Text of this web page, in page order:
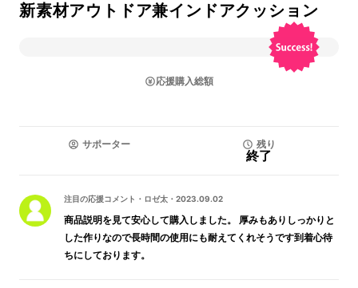
新素材アウトドア兼インドアクッション
応援購入総額
サポーター 残り
終了
注目の応援コメント ・ ロゼ太 ・ 2023.09.02
商品説明を見て安心して購入しました。 厚みもありしっかりと
した作りなので長時間の使用にも耐えてくれそうです到着心待
ちにしております。